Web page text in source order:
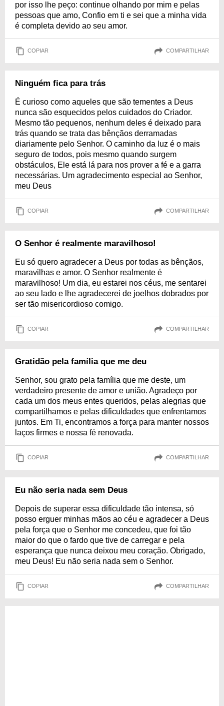
por isso lhe peço: continue olhando por mim e pelas
pessoas que amo, Confio em ti e sei que a minha vida
é completa devido ao seu amor.
COPIAR COMPARTILHAR
Ninguém fica para trás
É curioso como aqueles que são tementes a Deus
nunca são esquecidos pelos cuidados do Criador.
Mesmo tão pequenos, nenhum deles é deixado para
trás quando se trata das bênçãos derramadas
diariamente pelo Senhor. O caminho da luz é o mais
seguro de todos, pois mesmo quando surgem
obstáculos, Ele está lá para nos prover a fé e a garra
necessárias. Um agradecimento especial ao Senhor,
meu Deus
COPIAR COMPARTILHAR
O Senhor é realmente maravilhoso!
Eu só quero agradecer a Deus por todas as bênçãos,
maravilhas e amor. O Senhor realmente é
maravilhoso! Um dia, eu estarei nos céus, me sentarei
ao seu lado e lhe agradecerei de joelhos dobrados por
ser tão misericordioso comigo.
COPIAR COMPARTILHAR
Gratidão pela família que me deu
Senhor, sou grato pela família que me deste, um
verdadeiro presente de amor e união. Agradeço por
cada um dos meus entes queridos, pelas alegrias que
compartilhamos e pelas dificuldades que enfrentamos
juntos. Em Ti, encontramos a força para manter nossos
laços firmes e nossa fé renovada.
COPIAR COMPARTILHAR
Eu não seria nada sem Deus
Depois de superar essa dificuldade tão intensa, só
posso erguer minhas mãos ao céu e agradecer a Deus
pela força que o Senhor me concedeu, que foi tão
maior do que o fardo que tive de carregar e pela
esperança que nunca deixou meu coração. Obrigado,
meu Deus! Eu não seria nada sem o Senhor.
COPIAR COMPARTILHAR